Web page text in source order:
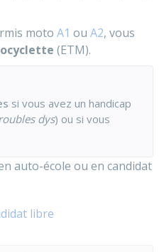
moto A1 ou A2, vous
(ETM).
si vous avez un handicap
dys) ou si vous
auto-école ou en candidat
libre